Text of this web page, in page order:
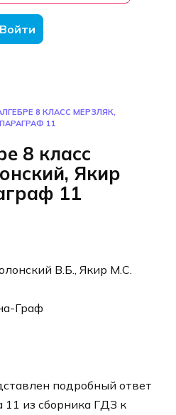
Войти
8 КЛАСС МЕРЗЛЯК,
11
8 класс
Якир
11
В.Б., Якир М.С.
Граф
подробный ответ
11 из сборника ГДЗ к